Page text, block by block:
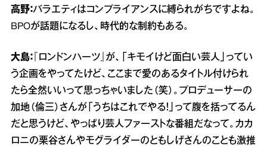
高野：バラエティはコンプライアンスに縛られがちですよね。
BPOが話題になるし、時代的な制約もある。
大島： 『ロンドンハーツ』が、「キモイけど面白い芸人」ってい
う企画をやってたけど、ここまで愛のあるタイトル付けられ
たら全然いいって思っちゃいました（笑）。プロデューサーの
加地（倫三）さんが「うちはこれでやる！」って腹を括ってるん
だと思うけど、やっぱり芸人ファーストな番組だなって。カカ
ロニの栗谷さんやモグライダーのともしげさんのことも激推